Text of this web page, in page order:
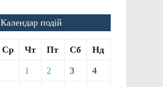
Календар подій
Ср Чт Пт Сб Нд
1 2 3 4